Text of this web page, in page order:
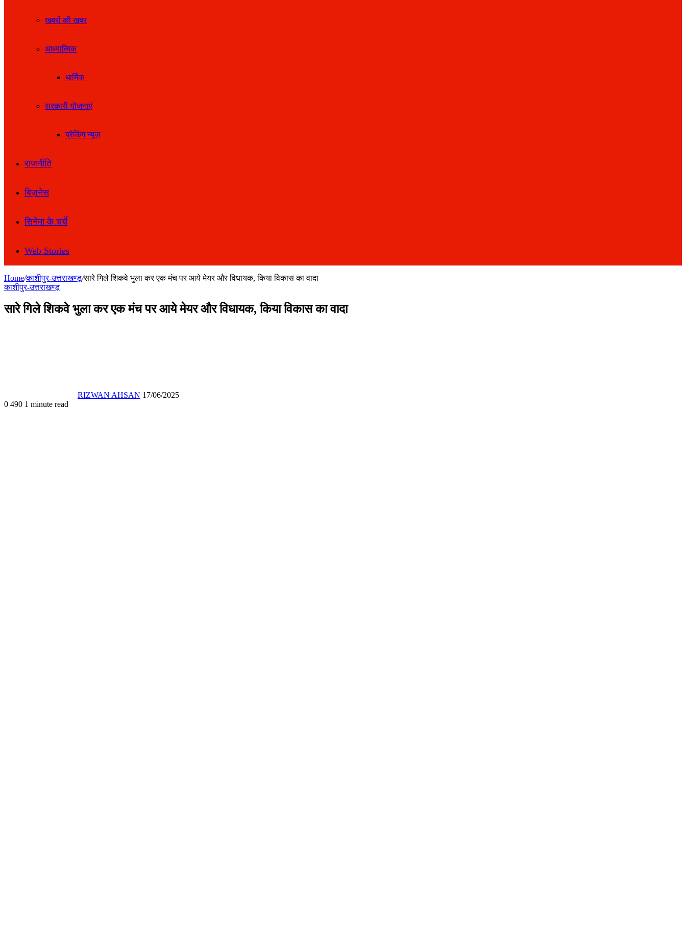
खबरों की खबर
आध्यात्मिक
धार्मिक
सरकारी योजनाएं
ब्रेकिंग न्यूज़
राजनीति
बिज़नेस
सिनेमा के चर्चे
Web Stories
Home/काशीपुर-उत्तराखण्ड़/सारे गिले शिकवे भुला कर एक मंच पर आये मेयर और विधायक, किया विकास का वादा
काशीपुर-उत्तराखण्ड़
सारे गिले शिकवे भुला कर एक मंच पर आये मेयर और विधायक, किया विकास का वादा
RIZWAN AHSAN 17/06/2025
0 490 1 minute read